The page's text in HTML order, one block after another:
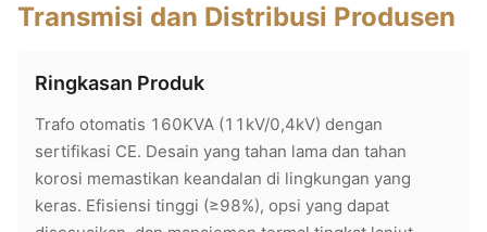
Transmisi dan Distribusi Produsen
Ringkasan Produk
Trafo otomatis 160KVA (11kV/0,4kV) dengan
sertifikasi CE. Desain yang tahan lama dan tahan
korosi memastikan keandalan di lingkungan yang
keras. Efisiensi tinggi (≥98%), opsi yang dapat